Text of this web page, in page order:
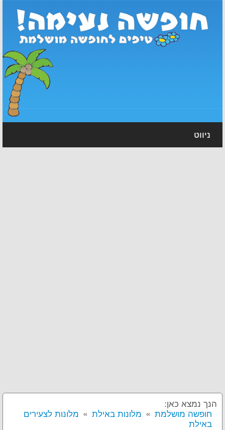
ניווט
הנך נמצא כאן:
חופשה מושלמת
מלונות באילת
מלונות לצעירים
באילת